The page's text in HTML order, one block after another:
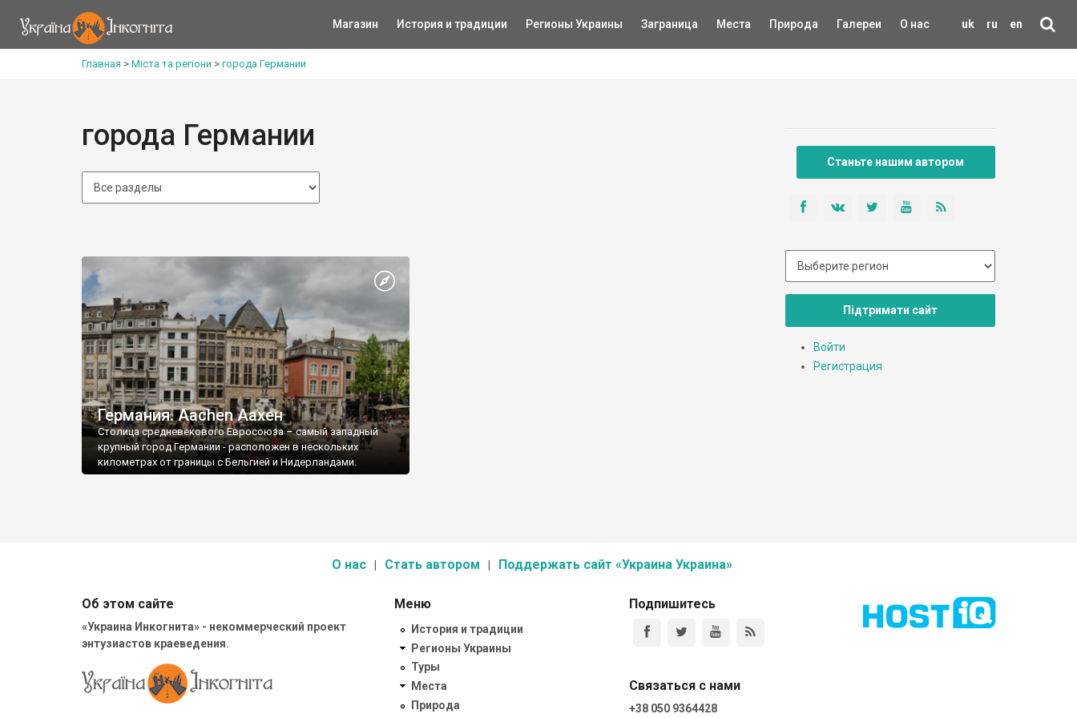
uk ru en
Магазин История и традиции Регионы Украины Заграница Места Природа Галереи О нас
Главная > Міста та регіони > города Германии
города Германии
Германия. Aachen Аахен
Столица средневекового Евросоюза – самый западный
крупный город Германии - расположен в нескольких
километрах от границы с Бельгией и Нидерландами.
Станьте нашим автором
Підтримати сайт
Войти
Регистрация
О нас Стать автором Поддержать сайт «Украина Украина»
Об этом сайте
«Украина Инкогнита» - некоммерческий проект
энтузиастов краеведения.
Меню
История и традиции
Регионы Украины
Туры
Места
Природа
Подпишитесь
Связаться с нами
+38 050 9364428